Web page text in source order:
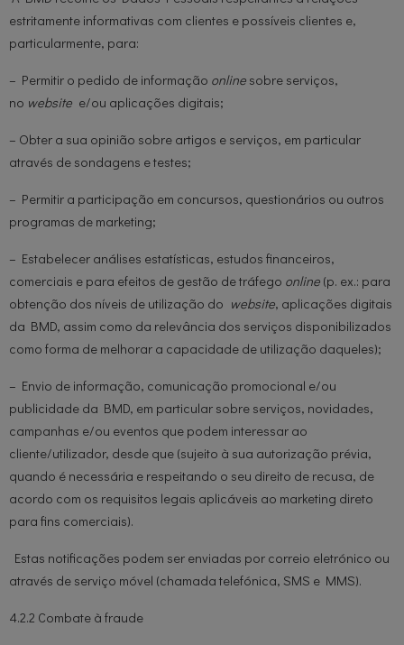
estritamente informativas com clientes e possíveis clientes e,
particularmente, para:
– Permitir o pedido de informação online sobre serviços,
no website e/ou aplicações digitais;
– Obter a sua opinião sobre artigos e serviços, em particular
através de sondagens e testes;
– Permitir a participação em concursos, questionários ou outros
programas de marketing;
– Estabelecer análises estatísticas, estudos financeiros,
comerciais e para efeitos de gestão de tráfego online (p. ex.: para
obtenção dos níveis de utilização do website, aplicações digitais
da BMD, assim como da relevância dos serviços disponibilizados
como forma de melhorar a capacidade de utilização daqueles);
– Envio de informação, comunicação promocional e/ou
publicidade da BMD, em particular sobre serviços, novidades,
campanhas e/ou eventos que podem interessar ao
cliente/utilizador, desde que (sujeito à sua autorização prévia,
quando é necessária e respeitando o seu direito de recusa, de
acordo com os requisitos legais aplicáveis ao marketing direto
para fins comerciais).
Estas notificações podem ser enviadas por correio eletrónico ou
através de serviço móvel (chamada telefónica, SMS e MMS).
4.2.2 Combate à fraude